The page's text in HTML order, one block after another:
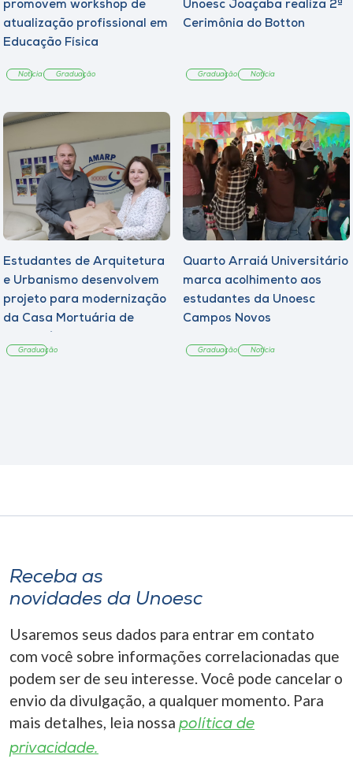
promovem workshop de
atualização profissional em
Educação Física
Notícia Graduação
Unoesc Joaçaba realiza 2ª
Cerimônia do Botton
Graduação Notícia
Estudantes de Arquitetura
e Urbanismo desenvolvem
projeto para modernização
da Casa Mortuária de
Graduação
Quarto Arraiá Universitário
marca acolhimento aos
estudantes da Unoesc
Campos Novos
Graduação Notícia
Receba as
novidades da Unoesc
Usaremos seus dados para entrar em contato
com você sobre informações correlacionadas que
podem ser de seu interesse. Você pode cancelar o
envio da divulgação, a qualquer momento. Para
mais detalhes, leia nossa política de
privacidade.